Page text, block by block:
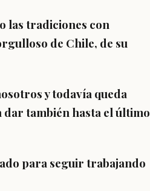
las tradiciones con
de Chile, de su
y todavía queda
dar también hasta el último
para seguir trabajando